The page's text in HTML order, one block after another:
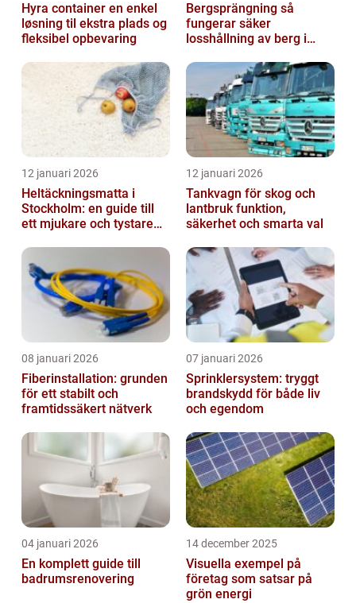
Hyra container en enkel
løsning til ekstra plads og
fleksibel opbevaring
Bergsprängning så
fungerar säker
losshållning av berg i
12 januari 2026
Heltäckningsmatta i
Stockholm: en guide till
ett mjukare och tystare
12 januari 2026
Tankvagn för skog och
lantbruk funktion,
säkerhet och smarta val
08 januari 2026
Fiberinstallation: grunden
för ett stabilt och
framtidssäkert nätverk
07 januari 2026
Sprinklersystem: tryggt
brandskydd för både liv
och egendom
04 januari 2026
En komplett guide till
badrumsrenovering
14 december 2025
Visuella exempel på
företag som satsar på
grön energi